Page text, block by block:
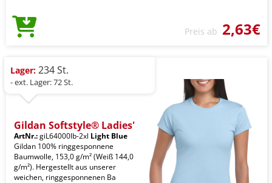
Preis ab 2,63€
Lager: 234 St.
- ext. Lager: 72 St.
Gildan Softstyle® Ladies'
ArtNr.:giL64000lb-2xl Light Blue
Gildan 100% ringgesponnene
Baumwolle, 153,0 g/m² (Weiß 144,0
g/m²). Hergestellt aus unserer
weichen, ringgesponnenen Ba